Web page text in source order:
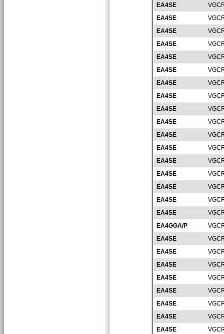
EA4SE
EA4SE
EA4SE
EA4SE
EA4SE
EA4SE
EA4SE
EA4SE
EA4SE
EA4SE
EA4SE
EA4SE
EA4SE
EA4SE
EA4SE
EA4SE
EA4SE
EA4GGA/P
EA4SE
EA4SE
EA4SE
EA4SE
EA4SE
EA4SE
EA4SE
EA4SE